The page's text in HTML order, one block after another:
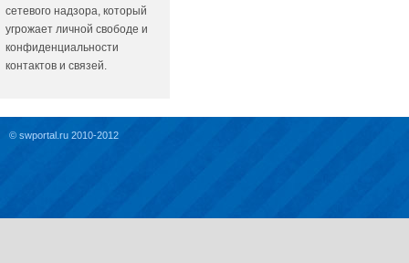
сетевого надзора, который
угрожает личной свободе и
конфиденциальности
контактов и связей.
© swportal.ru 2010-2012